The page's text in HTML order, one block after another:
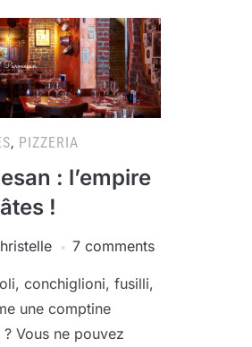
, PIZZERIA
: l’empire
!
7 comments
conchiglioni, fusilli,
une comptine
Vous ne pouvez